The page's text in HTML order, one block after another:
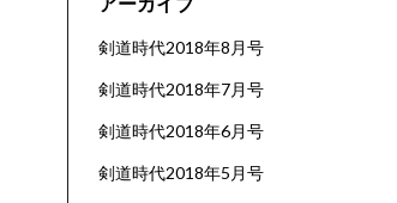
剣道時代2018年8月号
剣道時代2018年7月号
剣道時代2018年6月号
剣道時代2018年5月号